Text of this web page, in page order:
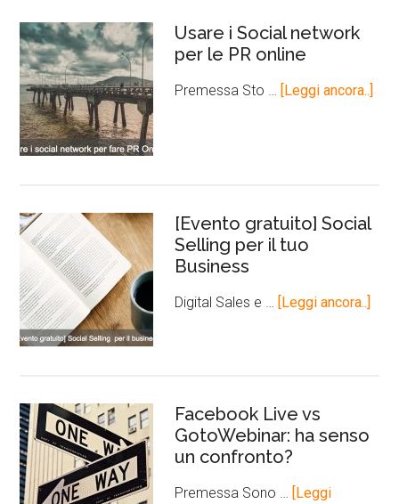
Usare i Social network
per le PR online
Premessa Sto … [Leggi ancora..]
[Evento gratuito] Social
Selling per il tuo
Business
Digital Sales e … [Leggi ancora..]
Facebook Live vs
GotoWebinar: ha senso
un confronto?
Premessa Sono …
[Leggi